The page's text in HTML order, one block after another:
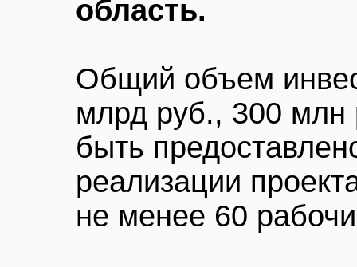
область.
Общий объем
млрд руб., 300 млн
быть
реализации
не менее 60